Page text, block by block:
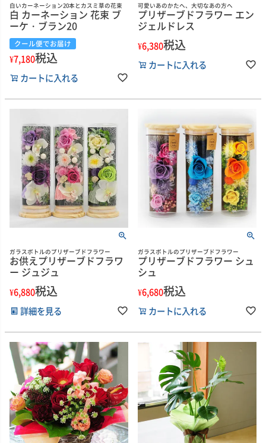
白いカーネーション20本とカスミ草の花束
白 カーネーション 花束 ブ
ーケ・ブラン20
クール便でお届け
¥7,180税込
カートに入れる
可愛いあのかたへ、大切なあの方へ
プリザーブドフラワー エン
ジェルドレス
¥6,380税込
カートに入れる
ガラスボトルのプリザーブドフラワー
お供えプリザーブドフラワ
ー ジュジュ
¥6,880税込
詳細を見る
ガラスボトルのプリザーブドフラワー
プリザーブドフラワー シュ
シュ
¥6,680税込
カートに入れる